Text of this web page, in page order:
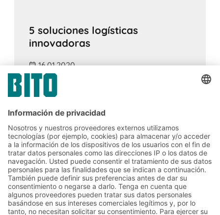
5 soluciones logísticas
innovadoras
16.01.2020
DATOS Y ASESORAMIENTO DE EXPERTOS
La globalización, la digitalización y el
creciente deseo de individualidad plantean
empresas de nuestro tiempo.